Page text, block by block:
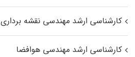
کارشناسی ارشد مهندسی نقشه برداری
کارشناسی ارشد مهندسی هوافضا